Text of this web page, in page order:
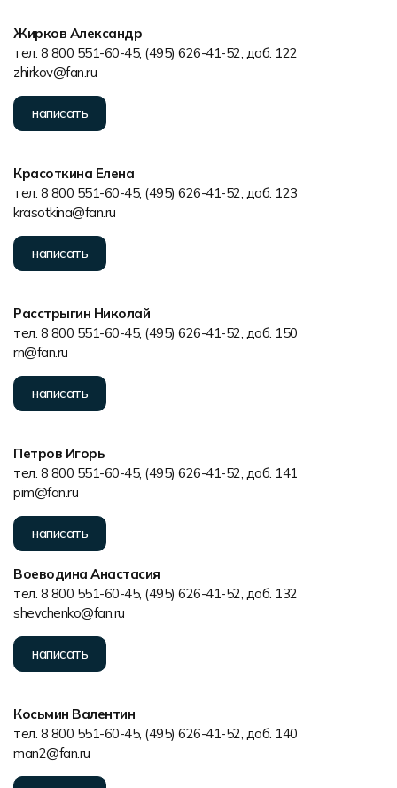
Жирков Александр
тел. 8 800 551-60-45, (495) 626-41-52, доб. 122
zhirkov@fan.ru
написать
Красоткина Елена
тел. 8 800 551-60-45, (495) 626-41-52, доб. 123
krasotkina@fan.ru
написать
Расстрыгин Николай
тел. 8 800 551-60-45, (495) 626-41-52, доб. 150
rn@fan.ru
написать
Петров Игорь
тел. 8 800 551-60-45, (495) 626-41-52, доб. 141
pim@fan.ru
написать
Воеводина Анастасия
тел. 8 800 551-60-45, (495) 626-41-52, доб. 132
shevchenko@fan.ru
написать
Косьмин Валентин
тел. 8 800 551-60-45, (495) 626-41-52, доб. 140
man2@fan.ru